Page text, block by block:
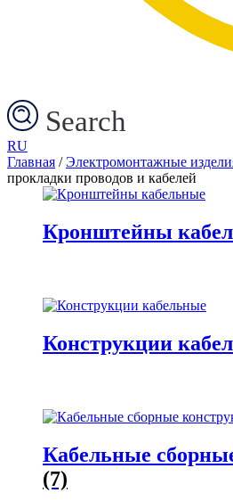
Search
RU
Главная /Электромонтажные
прокладки проводов и кабелей
Кронштейны
Конструкции
Кабельные
(7)